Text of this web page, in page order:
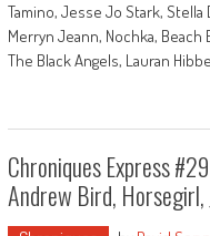
Tamino, Jesse Jo Stark,
Merryn Jeann, Nochka, Beach
The Black Angels, Lauran
Chroniques Express
Andrew Bird,